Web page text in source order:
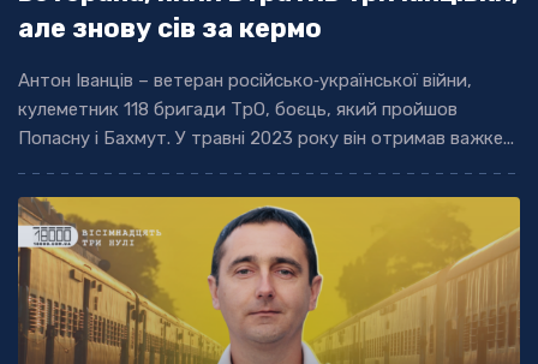
але знову сів за кермо
Антон Іванців – ветеран російсько‐української війни,
кулеметник 118 бригади ТрО, боєць, який пройшов
Попасну і Бахмут. У травні 2023 року він отримав важке...